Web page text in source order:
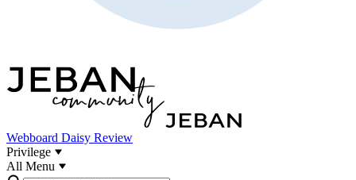
Webboard Daisy Review
Privilege
All Menu